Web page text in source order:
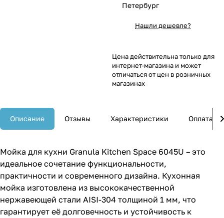
Петербург
Нашли дешевле?
Цена действительна только для
интернет-магазина и может
отличаться от цен в розничных
магазинах
Описание Отзывы Характеристики Оплата
Мойка для кухни Granula Kitchen Space 6045U – это
идеальное сочетание функциональности,
практичности и современного дизайна. Кухонная
мойка изготовлена из высококачественной
нержавеющей стали AISI-304 толщиной 1 мм, что
гарантирует её долговечность и устойчивость к